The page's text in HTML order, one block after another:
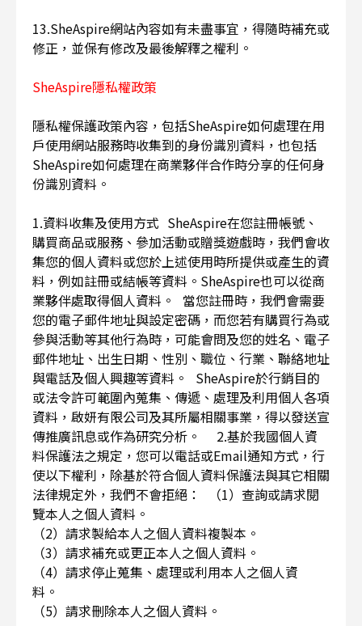
13.SheAspire網站內容如有未盡事宜，得隨時補充或
修正，並保有修改及最後解釋之權利。
SheAspire隱私權政策
隱私權保護政策內容，包括SheAspire如何處理在用
戶使用網站服務時收集到的身份識別資料，也包括
SheAspire如何處理在商業夥伴合作時分享的任何身
份識別資料。
1.資料收集及使用方式 SheAspire在您註冊帳號、
購買商品或服務、參加活動或贈獎遊戲時，我們會收
集您的個人資料或您於上述使用時所提供或產生的資
料，例如註冊或結帳等資料。SheAspire也可以從商
業夥伴處取得個人資料。 當您註冊時，我們會需要
您的電子郵件地址與設定密碼，而您若有購買行為或
參與活動等其他行為時，可能會問及您的姓名、電子
郵件地址、出生日期、性別、職位、行業、聯絡地址
與電話及個人興趣等資料。 SheAspire於行銷目的
或法令許可範圍內蒐集、傳遞、處理及利用個人各項
資料，啟妍有限公司及其所屬相關事業，得以發送宣
傳推廣訊息或作為研究分析。 2.基於我國個人資
料保護法之規定，您可以電話或Email通知方式，行
使以下權利，除基於符合個人資料保護法與其它相關
法律規定外，我們不會拒絕： （1）查詢或請求閱
覽本人之個人資料。
（2）請求製給本人之個人資料複製本。
（3）請求補充或更正本人之個人資料。
（4）請求停止蒐集、處理或利用本人之個人資
料。
（5）請求刪除本人之個人資料。